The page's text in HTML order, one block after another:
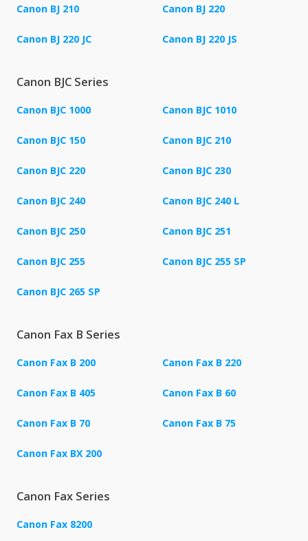
Canon BJ 210 Canon BJ 220
Canon BJ 220 JC Canon BJ 220 JS
Canon BJC Series
Canon BJC 1000 Canon BJC 1010
Canon BJC 150 Canon BJC 210
Canon BJC 220 Canon BJC 230
Canon BJC 240 Canon BJC 240 L
Canon BJC 250 Canon BJC 251
Canon BJC 255 Canon BJC 255 SP
Canon BJC 265 SP
Canon Fax B Series
Canon Fax B 200 Canon Fax B 220
Canon Fax B 405 Canon Fax B 60
Canon Fax B 70 Canon Fax B 75
Canon Fax BX 200
Canon Fax Series
Canon Fax 8200